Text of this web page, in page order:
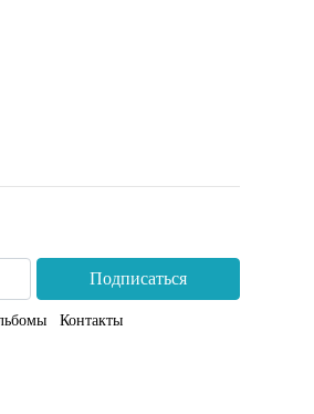
Подписаться
Контакты